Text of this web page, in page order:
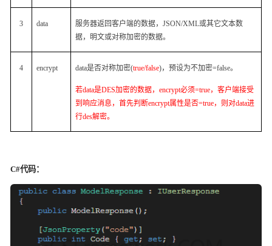
3 data 服务器返回客户端的数据，JSON/XML或其它文本数
据，明文或对称加密的数据。
4 encrypt data是否对称加密(true/false)，预设为不加密=false。
若data是DES加密的数据，encrypt必须=true，客户端接受
到响应消息，首先判断encrypt属性是否=true，则对data进
行des解密。
C#代码：